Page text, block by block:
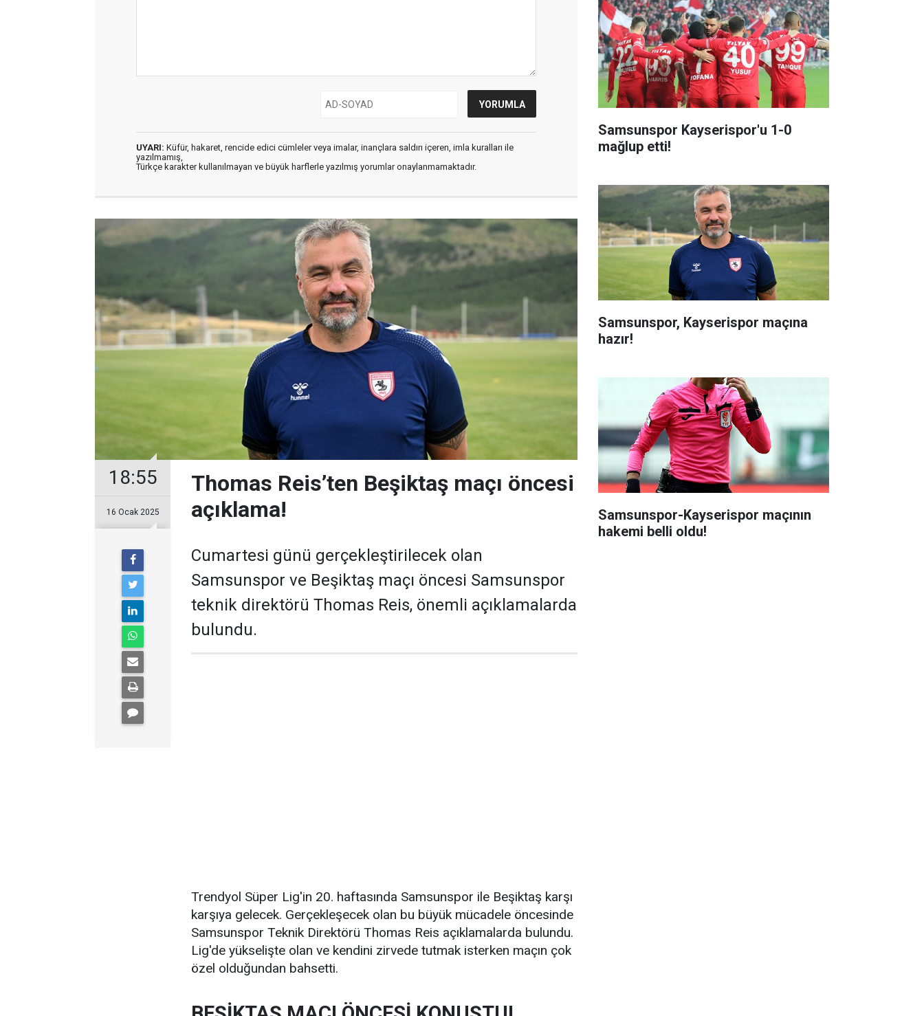
UYARI: Küfür, hakaret, rencide edici cümleler veya imalar, inançlara saldırı içeren, imla kuralları ile
yazılmamış,
Türkçe karakter kullanılmayan ve büyük harflerle yazılmış yorumlar onaylanmamaktadır.
18:55
16 Ocak 2025
Thomas Reis’ten Beşiktaş maçı öncesi
açıklama!
Cumartesi günü gerçekleştirilecek olan
Samsunspor ve Beşiktaş maçı öncesi Samsunspor
teknik direktörü Thomas Reis, önemli açıklamalarda
bulundu.
Trendyol Süper Lig'in 20. haftasında Samsunspor ile Beşiktaş karşı
karşıya gelecek. Gerçekleşecek olan bu büyük mücadele öncesinde
Samsunspor Teknik Direktörü Thomas Reis açıklamalarda bulundu.
Lig'de yükselişte olan ve kendini zirvede tutmak isterken maçın çok
özel olduğundan bahsetti.
Samsunspor Kayserispor'u 1-0
mağlup etti!
Samsunspor, Kayserispor maçına
hazır!
Samsunspor-Kayserispor maçının
hakemi belli oldu!